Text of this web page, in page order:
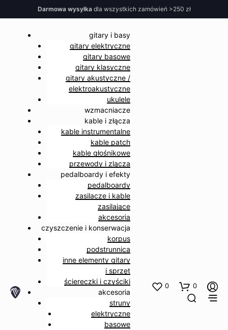
Darmowa wysyłka dla wszystkich zamówień >250 zł
gitary i basy
gitary elektryczne
gitary basowe
gitary klasyczne
gitary akustyczne /
elektroakustyczne
ukulele
wzmacniacze
kable i złącza
kable instrumentalne
kable patch
kable głośnikowe
przewody i zlącza
pedalboardy i efekty
pedalboardy
zasilacze i kable
zasilające
akcesoria
czyszczenie i konserwacja
korpus
podstrunnica
inne elementy gitary
i sprzęt
ściereczki i czyściki
akcesoria
struny
elektryczne
basowe
0 0